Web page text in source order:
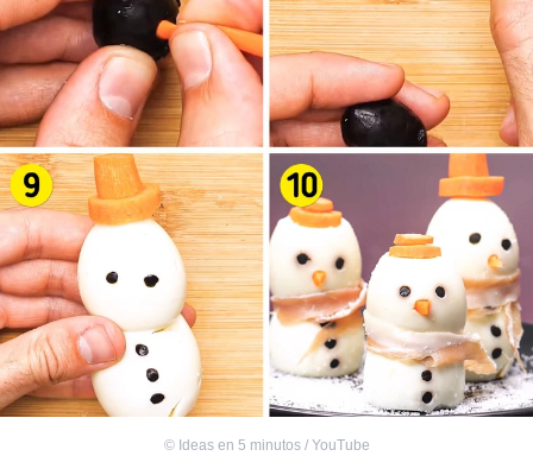
© Ideas en 5 minutos / YouTube